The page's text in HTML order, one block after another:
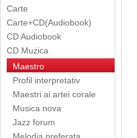
Carte
Carte+CD(Audiobook)
CD Audiobook
CD Muzica
Maestro
Profil interpretativ
Maestri ai artei corale
Musica nova
Jazz forum